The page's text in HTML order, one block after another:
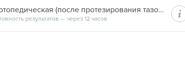
Остеоденситометрия ортопедическая (после протезирования тазобедренного сустава)
результатов — через 12 часов